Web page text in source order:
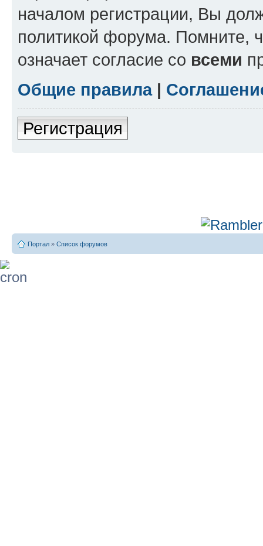
началом регистрации, Вы
политикой форума. Помните,
означает согласие со всеми
Общие правила|
Регистрация
Портал » Список форумов